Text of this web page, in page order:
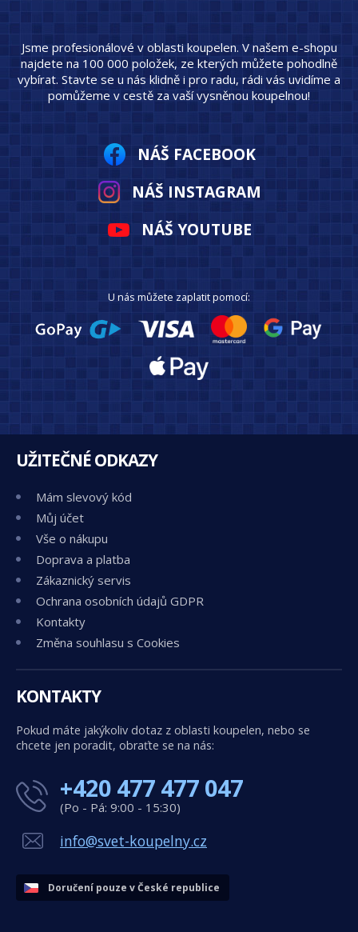
Jsme profesionálové v oblasti koupelen. V našem e-shopu
najdete na 100 000 položek, ze kterých můžete pohodlně
vybírat. Stavte se u nás klidně i pro radu, rádi vás uvidíme a
pomůžeme v cestě za vaší vysněnou koupelnou!
NÁŠ FACEBOOK
NÁŠ INSTAGRAM
NÁŠ YOUTUBE
U nás můžete zaplatit pomocí:
UŽITEČNÉ ODKAZY
Mám slevový kód
Můj účet
Vše o nákupu
Doprava a platba
Zákaznický servis
Ochrana osobních údajů GDPR
Kontakty
Změna souhlasu s Cookies
KONTAKTY
Pokud máte jakýkoliv dotaz z oblasti koupelen, nebo se
chcete jen poradit, obraťte se na nás:
+420 477 477 047
(Po - Pá: 9:00 - 15:30)
info@svet-koupelny.cz
Doručení pouze v České republice